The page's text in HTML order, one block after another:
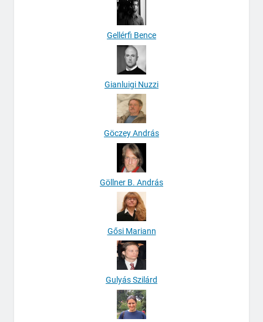
Gellérfi Bence
Gianluigi Nuzzi
Göczey András
Göllner B. András
Gősi Mariann
Gulyás Szilárd